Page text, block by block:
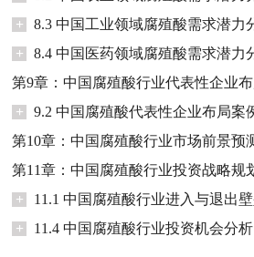
+
8.3 中国工业领域腐殖酸需求潜力
+
8.4 中国医药领域腐殖酸需求潜力
第9章：中国腐殖酸行业代表性企业
+
9.2 中国腐殖酸代表性企业布局案
第10章：中国腐殖酸行业市场前景预
第11章：中国腐殖酸行业投资战略规
+
11.1 中国腐殖酸行业进入与退出
+
11.4 中国腐殖酸行业投资机会分析